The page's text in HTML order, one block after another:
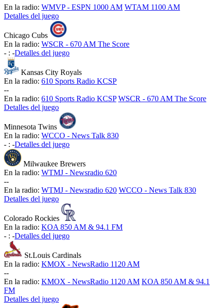
En la radio: WMVP - ESPN 1000 AM WTAM 1100 AM
Detalles del juego
Chicago Cubs
En la radio: WSCR - 670 AM The Score
- : -Detalles del juego
Kansas City Royals
En la radio: 610 Sports Radio KCSP
--
En la radio: 610 Sports Radio KCSP WSCR - 670 AM The Score
Detalles del juego
Minnesota Twins
En la radio: WCCO - News Talk 830
- : -Detalles del juego
Milwaukee Brewers
En la radio: WTMJ - Newsradio 620
--
En la radio: WTMJ - Newsradio 620 WCCO - News Talk 830
Detalles del juego
Colorado Rockies
En la radio: KOA 850 AM & 94.1 FM
- : -Detalles del juego
St.Louis Cardinals
En la radio: KMOX - NewsRadio 1120 AM
--
En la radio: KMOX - NewsRadio 1120 AM KOA 850 AM & 94.1
FM
Detalles del juego